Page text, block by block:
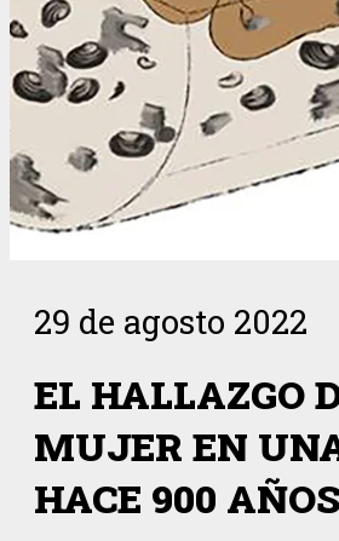
29 de agosto 2022
EL HALLAZGO
MUJER EN
HACE 900 AÑOS